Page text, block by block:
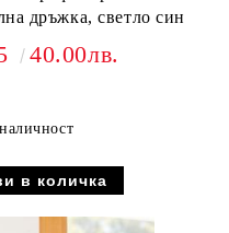
дръжка, светло син
40.00лв.